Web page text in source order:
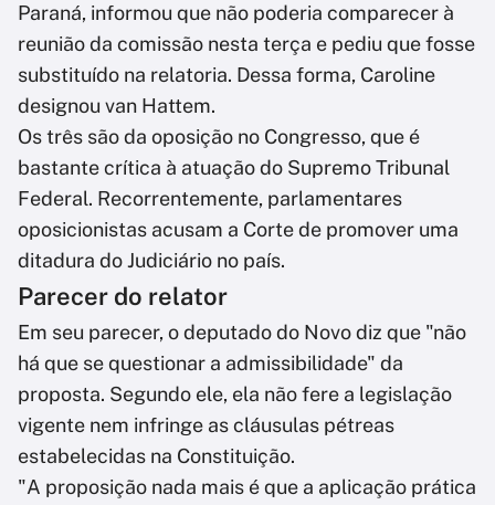
Paraná, informou que não poderia comparecer à
reunião da comissão nesta terça e pediu que fosse
substituído na relatoria. Dessa forma, Caroline
designou van Hattem.
Os três são da oposição no Congresso, que é
bastante crítica à atuação do Supremo Tribunal
Federal. Recorrentemente, parlamentares
oposicionistas acusam a Corte de promover uma
ditadura do Judiciário no país.
Parecer do relator
Em seu parecer, o deputado do Novo diz que "não
há que se questionar a admissibilidade" da
proposta. Segundo ele, ela não fere a legislação
vigente nem infringe as cláusulas pétreas
estabelecidas na Constituição.
"A proposição nada mais é que a aplicação prática